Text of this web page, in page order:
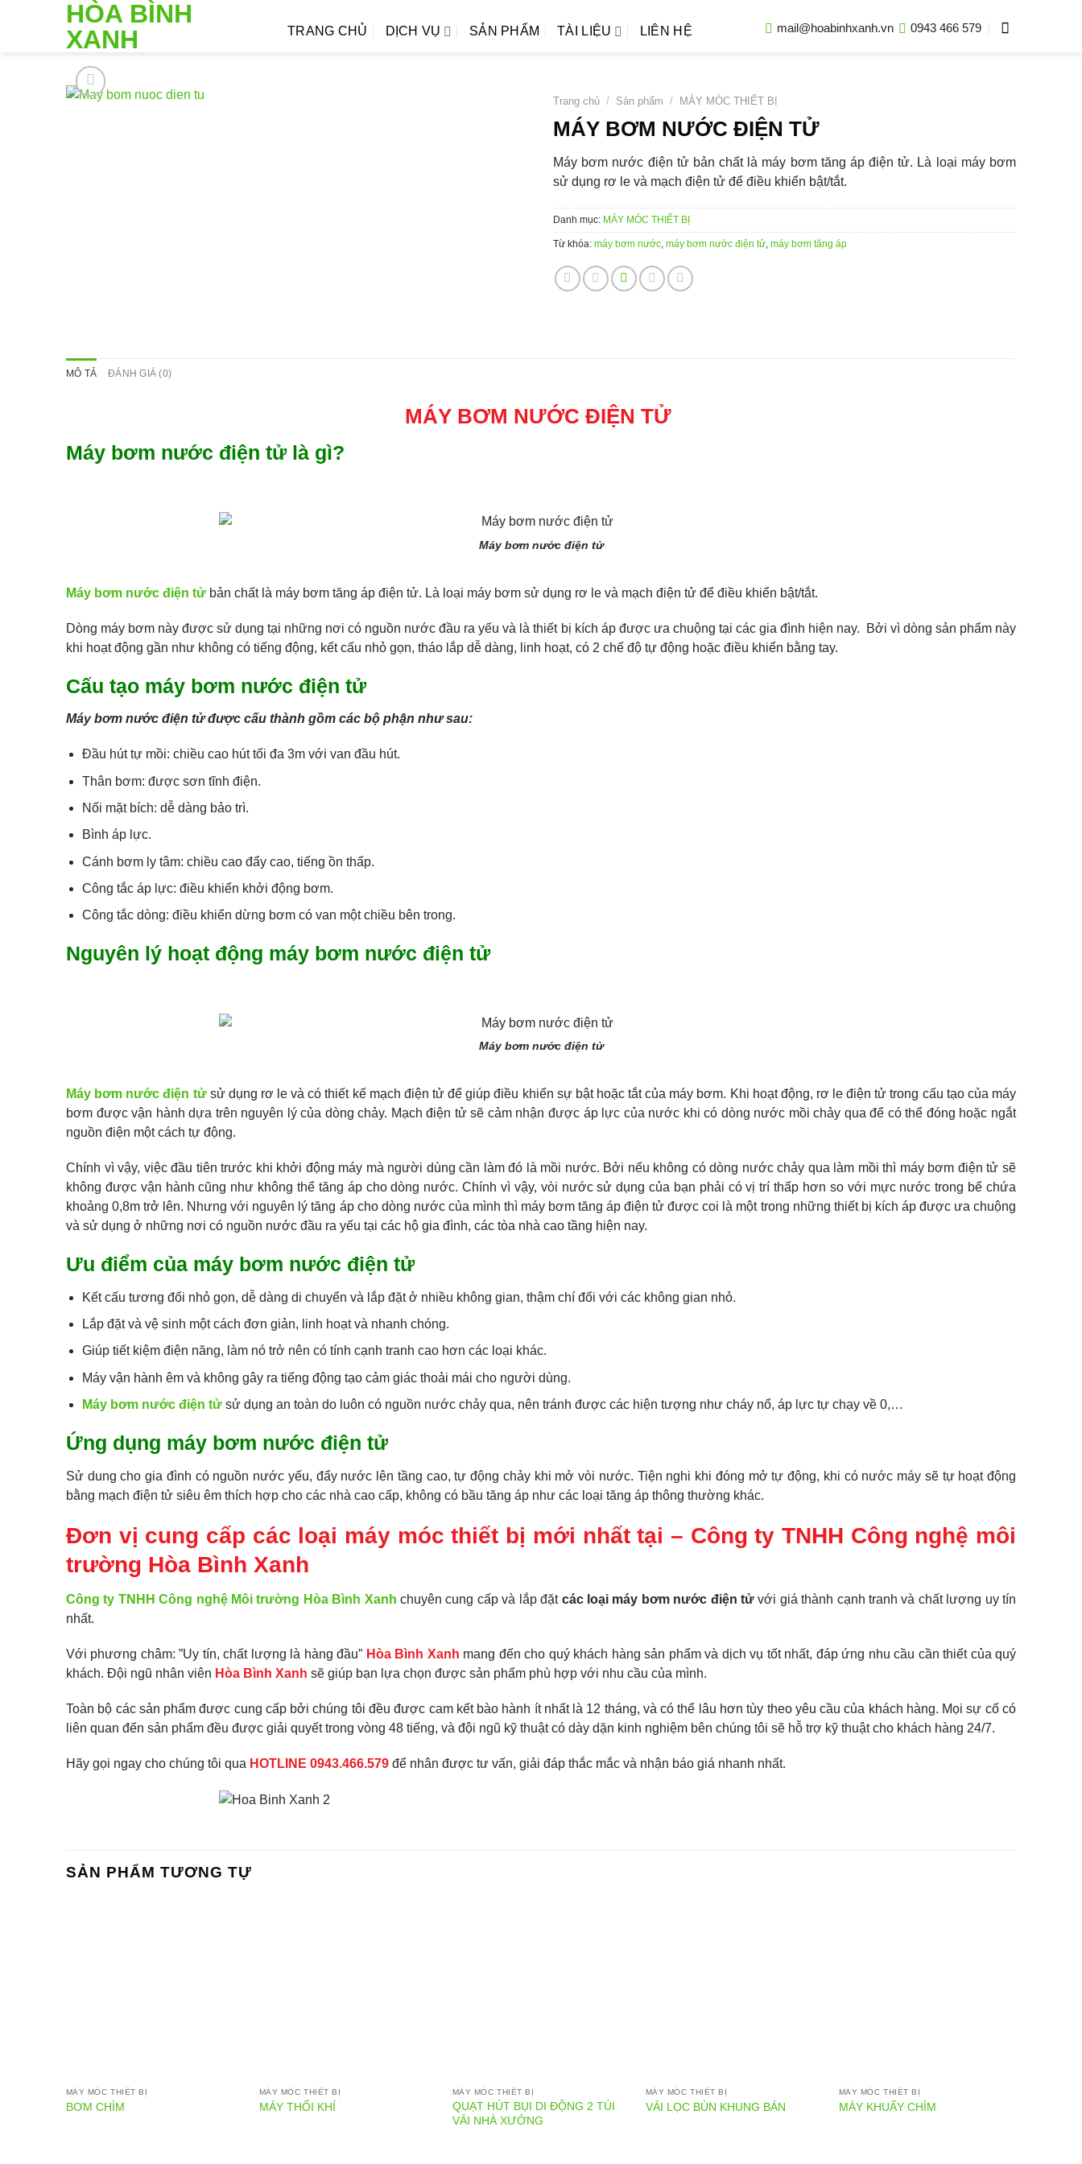
HÒA BÌNH
XANH
TRANG CHỦ DỊCH VỤ SẢN PHẨM TÀI LIỆU LIÊN HỆ mail@hoabinhxanh.vn 0943 466 579
Trang chủ / Sản phẩm / MÁY MÓC THIẾT BỊ
MÁY BƠM NƯỚC ĐIỆN TỬ
Máy bơm nước điện tử bản chất là máy bơm tăng áp điện tử. Là loại máy bơm
sử dụng rơ le và mạch điện tử để điều khiển bật/tắt.
Danh mục: MÁY MÓC THIẾT BỊ
Từ khóa: máy bơm nước, máy bơm nước điện tử, máy bơm tăng áp
MÔ TẢ ĐÁNH GIÁ (0)
MÁY BƠM NƯỚC ĐIỆN TỬ
Máy bơm nước điện tử là gì?
Máy bơm nước điện tử
Máy bơm nước điện tử bản chất là máy bơm tăng áp điện tử. Là loại máy bơm sử dụng rơ le và mạch điện tử để điều khiển bật/tắt.
Dòng máy bơm này được sử dụng tại những nơi có nguồn nước đầu ra yếu và là thiết bị kích áp được ưa chuộng tại các gia đình hiện nay. Bởi vì dòng sản phẩm này
khi hoạt động gần như không có tiếng động, kết cấu nhỏ gọn, tháo lắp dễ dàng, linh hoạt, có 2 chế độ tự động hoặc điều khiển bằng tay.
Cấu tạo máy bơm nước điện tử
Máy bơm nước điện tử được cấu thành gồm các bộ phận như sau:
Đầu hút tự mồi: chiều cao hút tối đa 3m với van đầu hút.
Thân bơm: được sơn tĩnh điện.
Nối mặt bích: dễ dàng bảo trì.
Bình áp lực.
Cánh bơm ly tâm: chiều cao đẩy cao, tiếng ồn thấp.
Công tắc áp lực: điều khiển khởi động bơm.
Công tắc dòng: điều khiển dừng bơm có van một chiều bên trong.
Nguyên lý hoạt động máy bơm nước điện tử
Máy bơm nước điện tử
Máy bơm nước điện tửsử dụng rơ le và có thiết kế mạch điện tử để giúp điều khiển sự bật hoặc tắt của máy bơm. Khi hoạt động, rơ le điện tử trong cấu tạo của máy
bơm được vận hành dựa trên nguyên lý của dòng chảy. Mạch điện tử sẽ cảm nhận được áp lực của nước khi có dòng nước mồi chảy qua để có thể đóng hoặc ngắt
nguồn điện một cách tự động.
Chính vì vậy, việc đầu tiên trước khi khởi động máy mà người dùng cần làm đó là mồi nước. Bởi nếu không có dòng nước chảy qua làm mồi thì máy bơm điện tử sẽ
không được vận hành cũng như không thể tăng áp cho dòng nước. Chính vì vậy, vòi nước sử dụng của bạn phải có vị trí thấp hơn so với mực nước trong bể chứa
khoảng 0,8m trở lên. Nhưng với nguyên lý tăng áp cho dòng nước của mình thì máy bơm tăng áp điện tử được coi là một trong những thiết bị kích áp được ưa chuộng
và sử dụng ở những nơi có nguồn nước đầu ra yếu tại các hộ gia đình, các tòa nhà cao tầng hiện nay.
Ưu điểm của máy bơm nước điện tử
Kết cấu tương đối nhỏ gọn, dễ dàng di chuyển và lắp đặt ở nhiều không gian, thậm chí đối với các không gian nhỏ.
Lắp đặt và vệ sinh một cách đơn giản, linh hoạt và nhanh chóng.
Giúp tiết kiệm điện năng, làm nó trở nên có tính cạnh tranh cao hơn các loại khác.
Máy vận hành êm và không gây ra tiếng động tạo cảm giác thoải mái cho người dùng.
Máy bơm nước điện tử sử dụng an toàn do luôn có nguồn nước chảy qua, nên tránh được các hiện tượng như cháy nổ, áp lực tự chạy về 0,…
Ứng dụng máy bơm nước điện tử
Sử dung cho gia đình có nguồn nước yếu, đẩy nước lên tầng cao, tự động chảy khi mở vòi nước. Tiện nghi khi đóng mở tự động, khi có nước máy sẽ tự hoạt động
bằng mạch điện tử siêu êm thích hợp cho các nhà cao cấp, không có bầu tăng áp như các loại tăng áp thông thường khác.
Đơn vị cung cấp các loại máy móc thiết bị mới nhất tại – Công ty TNHH Công nghệ môi
trường Hòa Bình Xanh
Công ty TNHH Công nghệ Môi trường Hòa Bình Xanh chuyên cung cấp và lắp đặtcác loại máy bơm nước điện tửvới giá thành cạnh tranh và chất lượng uy tín
nhất.
Với phương châm: ”Uy tín, chất lượng là hàng đầu” Hòa Bình Xanh mang đến cho quý khách hàng sản phẩm và dịch vụ tốt nhất, đáp ứng nhu cầu cần thiết của quý
khách. Đội ngũ nhân viên Hòa Bình Xanh sẽ giúp bạn lựa chọn được sản phẩm phù hợp với nhu cầu của mình.
Toàn bộ các sản phẩm được cung cấp bởi chúng tôi đều được cam kết bào hành ít nhất là 12 tháng, và có thể lâu hơn tùy theo yêu cầu của khách hàng. Mọi sự cố có
liên quan đến sản phẩm đều được giải quyết trong vòng 48 tiếng, và đội ngũ kỹ thuật có dày dặn kinh nghiệm bên chúng tôi sẽ hỗ trợ kỹ thuật cho khách hàng 24/7.
Hãy gọi ngay cho chúng tôi qua HOTLINE 0943.466.579 để nhân được tư vấn, giải đáp thắc mắc và nhận báo giá nhanh nhất.
SẢN PHẨM TƯƠNG TỰ
MÁY MÓC THIẾT BỊ
BƠM CHÌM
MÁY MÓC THIẾT BỊ
MÁY THỔI KHÍ
MÁY MÓC THIẾT BỊ
QUẠT HÚT BỤI DI ĐỘNG 2 TÚI
VẢI NHÀ XƯỞNG
MÁY MÓC THIẾT BỊ
VẢI LỌC BÙN KHUNG BẢN
MÁY MÓC THIẾT BỊ
MÁY KHUẤY CHÌM